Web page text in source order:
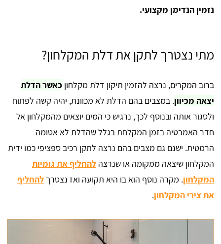
נזמין הנדימן מקצועי.
מתי נצטרך לתקן את דלת המקלחון?
ברוב המקרים, נרצה להזמין תיקון דלת מקלחון כאשר הדלת
יצאה מכיוון. במצבים בהם הדלת לא מכוונת, יהיה קשה לפתוח
ולסגור אותה ובנוסף לכך, נרגיש כי המים יוצאים מהמקלחון אל
חדר האמבטיה בזמן המקלחת בגלל שהדלת לא אטומה
הרמטית. ישנם גם מצבים בהם נרצה לתקן רכיב ספציפי כמו ידית
המקלחון שיצאה ממקומה או שנרצה להחליף את גומיות
המקלחון. מקרה נוסף הוא בו היא תקועה ואז נצטרך להחליף
את צירי המקלחון.